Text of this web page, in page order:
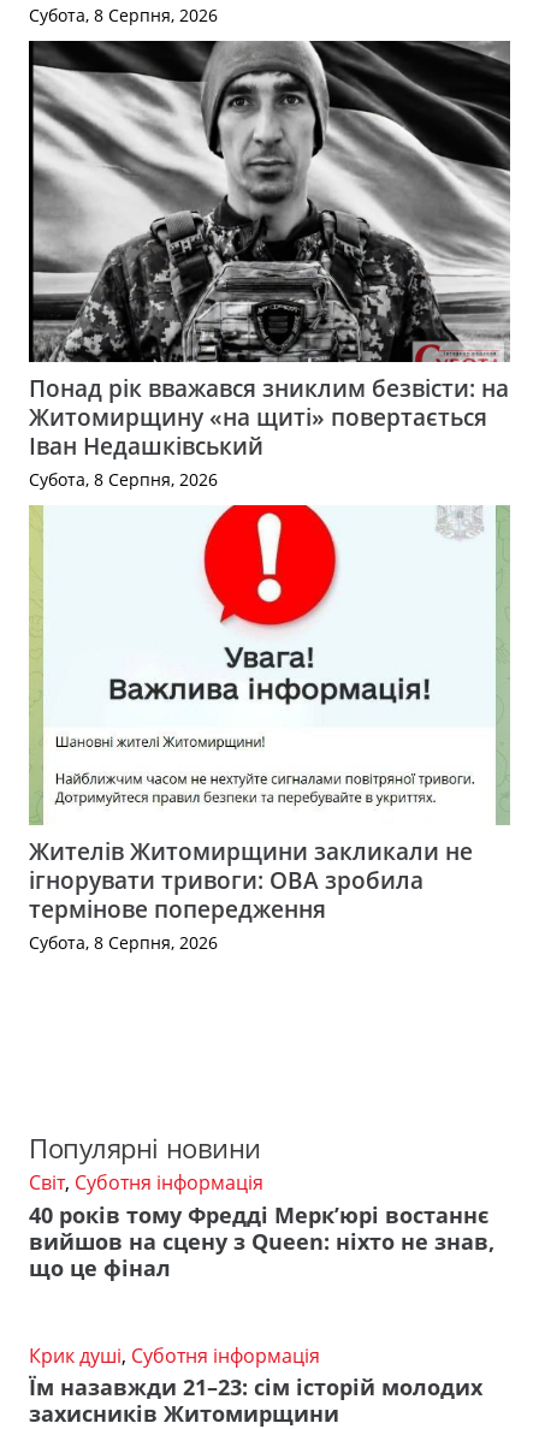
Субота, 8 Серпня, 2026
Понад рік вважався зниклим безвісти: на
Житомирщину «на щиті» повертається
Іван Недашківський
Субота, 8 Серпня, 2026
Жителів Житомирщини закликали не
ігнорувати тривоги: ОВА зробила
термінове попередження
Субота, 8 Серпня, 2026
Популярні новини
Світ, Суботня інформація
40 років тому Фредді Мерк’юрі востаннє
вийшов на сцену з Queen: ніхто не знав,
що це фінал
Крик душі, Суботня інформація
Їм назавжди 21–23: сім історій молодих
захисників Житомирщини